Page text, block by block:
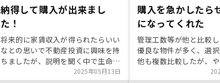
納得して購入が出来まし
た！
将来的に家賃収入が得られたらいい
なとの思いで不動産投資に興味を持
ちましたが、説明を聞く中で生命保
険代わりになることが今の自分には
2025年05月13日
購入を急かしたら
になってくれた
管理工数等が他と比較
優良な物件が多く、選択
他も複数比較したが、
る物件の数と、担当者